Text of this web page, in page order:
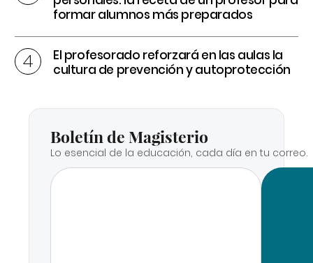
formar alumnos más preparados
El profesorado reforzará en las aulas la
cultura de prevención y autoprotección
Boletín de Magisterio
Lo esencial de la educación, cada día en tu correo.